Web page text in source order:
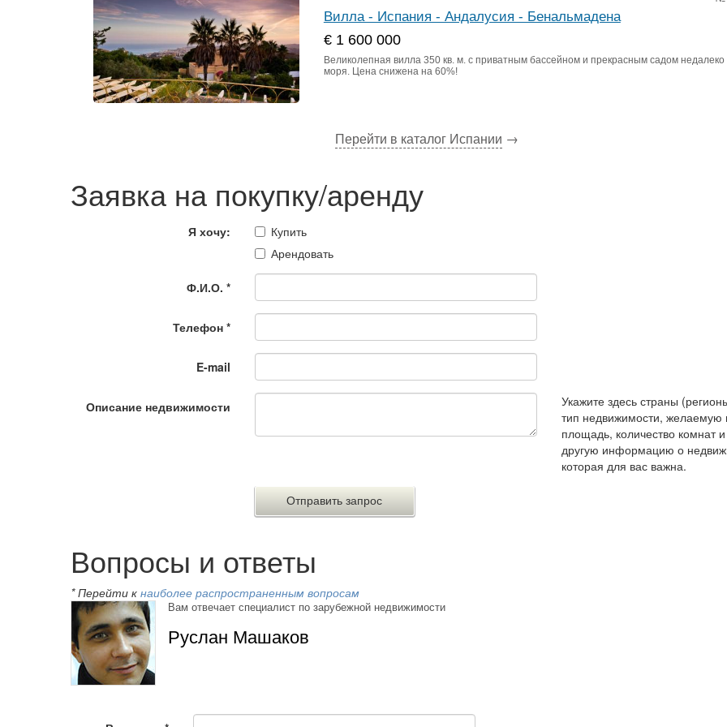
Вилла - Испания - Андалусия - Бенальмадена
€ 1 600 000
Великолепная вилла 350 кв. м. с приватным бассейном и прекрасным садом недалеко
моря. Цена снижена на 60%!
Перейти в каталог Испании →
Заявка на покупку/аренду
Я хочу:
Купить
Арендовать
Ф.И.О. *
Телефон *
E-mail
Описание недвижимости
Укажите здесь страны
тип недвижимости, желаемую
площадь, количество комнат
другую информацию о
которая для вас важна.
Вопросы и ответы
* Перейти к наиболее распространенным вопросам
Вам отвечает специалист по зарубежной недвижимости
Руслан Машаков